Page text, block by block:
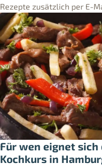
Rezepte zusätzlich per E-
Für wen eignet
Kochkurs in